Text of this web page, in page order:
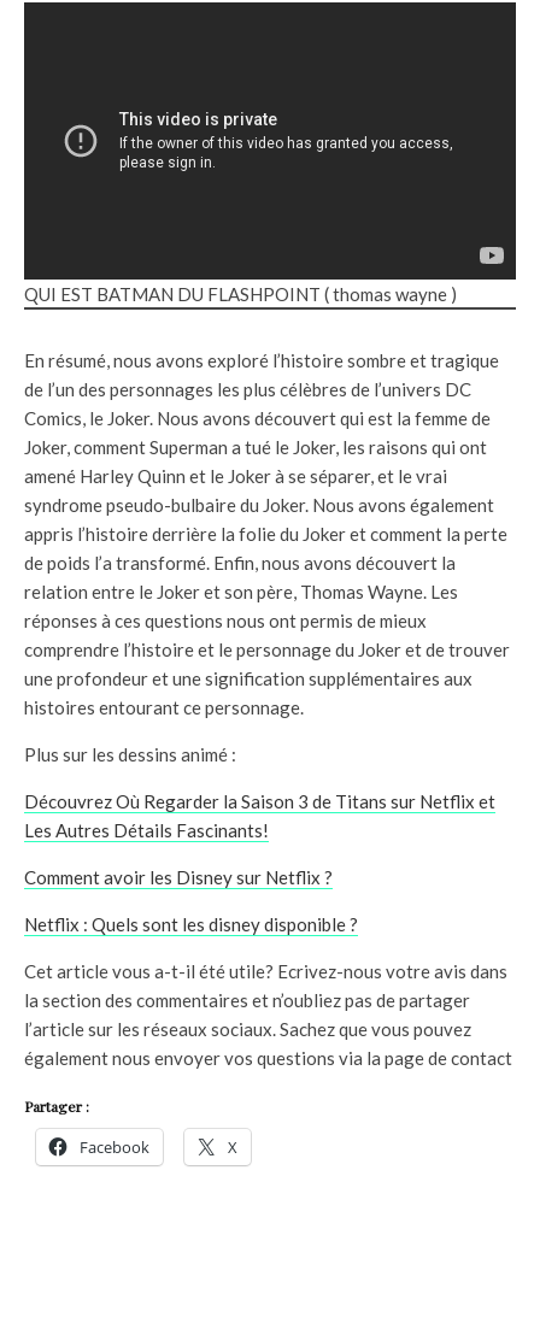
QUI EST BATMAN DU FLASHPOINT ( thomas wayne )
En résumé, nous avons exploré l’histoire sombre et tragique
de l’un des personnages les plus célèbres de l’univers DC
Comics, le Joker. Nous avons découvert qui est la femme de
Joker, comment Superman a tué le Joker, les raisons qui ont
amené Harley Quinn et le Joker à se séparer, et le vrai
syndrome pseudo-bulbaire du Joker. Nous avons également
appris l’histoire derrière la folie du Joker et comment la perte
de poids l’a transformé. Enfin, nous avons découvert la
relation entre le Joker et son père, Thomas Wayne. Les
réponses à ces questions nous ont permis de mieux
comprendre l’histoire et le personnage du Joker et de trouver
une profondeur et une signification supplémentaires aux
histoires entourant ce personnage.
Plus sur les dessins animé :
Découvrez Où Regarder la Saison 3 de Titans sur Netflix et
Les Autres Détails Fascinants!
Comment avoir les Disney sur Netflix ?
Netflix : Quels sont les disney disponible ?
Cet article vous a-t-il été utile? Ecrivez-nous votre avis dans
la section des commentaires et n’oubliez pas de partager
l’article sur les réseaux sociaux. Sachez que vous pouvez
également nous envoyer vos questions via la page de contact
Partager :
Facebook X